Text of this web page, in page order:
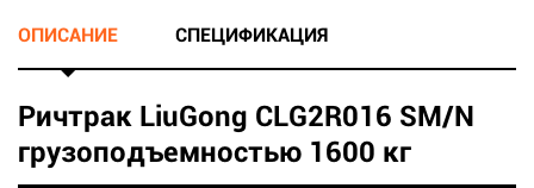
ОПИСАНИЕ СПЕЦИФИКАЦИЯ
Ричтрак LiuGong CLG2R016 SM/N
грузоподъемностью 1600 кг